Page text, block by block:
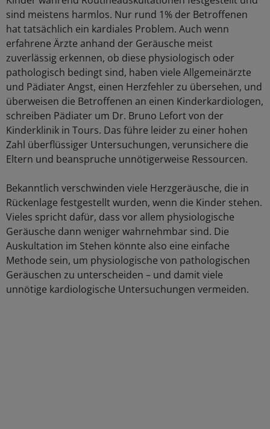
sind meistens harmlos. Nur rund 1% der Betroffenen
hat tatsächlich ein kardiales Problem. Auch wenn
erfahrene Ärzte anhand der Geräusche meist
zuverlässig erkennen, ob diese physiologisch oder
pathologisch bedingt sind, haben viele Allgemeinärzte
und Pädiater Angst, einen Herzfehler zu übersehen, und
überweisen die Betroffenen an einen Kinderkardiologen,
schreiben Pädiater um Dr. Bruno Lefort von der
Kinderklinik in Tours. Das führe leider zu einer hohen
Zahl überflüssiger Untersuchungen, verunsichere die
Eltern und beanspruche unnötigerweise Ressourcen.
Bekanntlich verschwinden viele Herzgeräusche, die in
Rückenlage festgestellt wurden, wenn die Kinder stehen.
Vieles spricht dafür, dass vor allem physiologische
Geräusche dann weniger wahrnehmbar sind. Die
Auskultation im Stehen könnte also eine einfache
Methode sein, um physiologische von pathologischen
Geräuschen zu unterscheiden – und damit viele
unnötige kardiologische Untersuchungen vermeiden.